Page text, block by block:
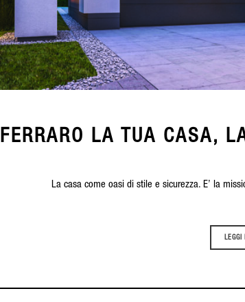
FERRARO LA TUA CASA,
La casa come oasi di stile e sicurezza. E’ la
LEGGI